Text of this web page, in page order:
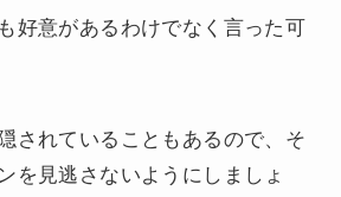
好意があるわけでなく言った可
されていることもあるので、そ
を見逃さないようにしましょ